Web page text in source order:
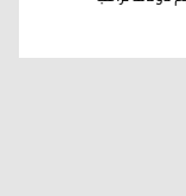
دونالد ترامب